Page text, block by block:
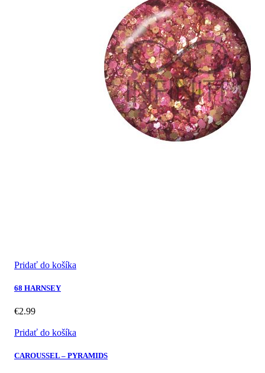
Pridať do košíka
68 HARNSEY
€2.99
Pridať do košíka
CAROUSSEL – PYRAMIDS